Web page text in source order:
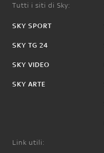
Tutti i siti di Sky:
SKY SPORT
SKY TG 24
SKY VIDEO
SKY ARTE
Link utili: